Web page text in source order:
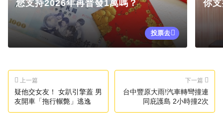
您支持2026年再普發1萬嗎？
投票去
你
上一篇
疑他交女友！ 女趴引擎蓋 男
友開車「拖行輾斃」逃逸
下一篇
台中豐原大雨!汽車轉彎撞連
同庇護島 2小時撞2次